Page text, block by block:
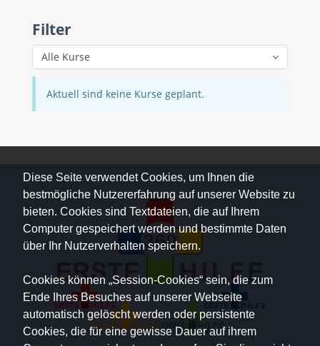
Diese Seite verwendet Cookies, um Ihnen die
bestmögliche Nutzererfahrung auf unserer Website zu
bieten. Cookies sind Textdateien, die auf Ihrem
Computer gespeichert werden und bestimmte Daten
über Ihr Nutzerverhalten speichern.
Cookies können „Session-Cookies“ sein, die zum
Ende Ihres Besuches auf unserer Webseite
automatisch gelöscht werden oder persistente
Cookies, die für eine gewisse Dauer auf ihrem
Filter
Alle Kurse
Aktuell sind keine Kurse geplant.